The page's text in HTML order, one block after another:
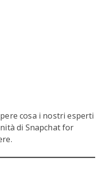
cosa i nostri esperti
di Snapchat for